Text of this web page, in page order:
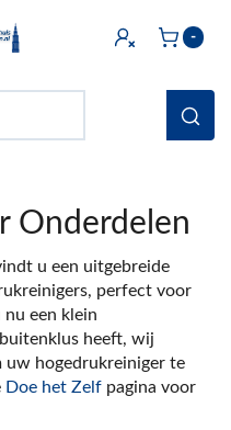
-
Onderdelen
u een uitgebreide
perfect voor
een klein
heeft, wij
uw hogedrukreiniger te
Doe het Zelf pagina voor